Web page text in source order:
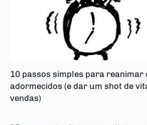
10 passos simples para reanimar
adormecidos (e dar um shot de
vendas)